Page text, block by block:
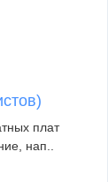
плат
нап..